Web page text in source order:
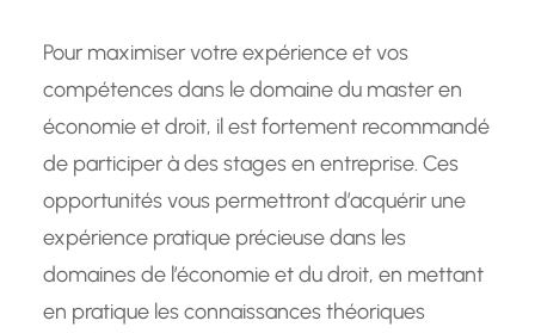
Pour maximiser votre expérience et vos
compétences dans le domaine du master en
économie et droit, il est fortement recommandé
de participer à des stages en entreprise. Ces
opportunités vous permettront d’acquérir une
expérience pratique précieuse dans les
domaines de l’économie et du droit, en mettant
en pratique les connaissances théoriques